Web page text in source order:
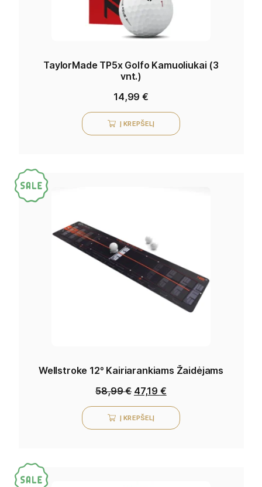
TaylorMade TP5x Golfo Kamuoliukai (3
vnt.)
14,99€
Į KREPŠELĮ
Wellstroke 12° Kairiarankiams Žaidėjams
58,99€ 47,19 €
Į KREPŠELĮ